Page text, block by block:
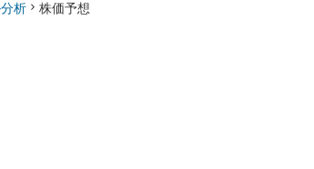
半導体注目株 7月10日更新
析 株価予想